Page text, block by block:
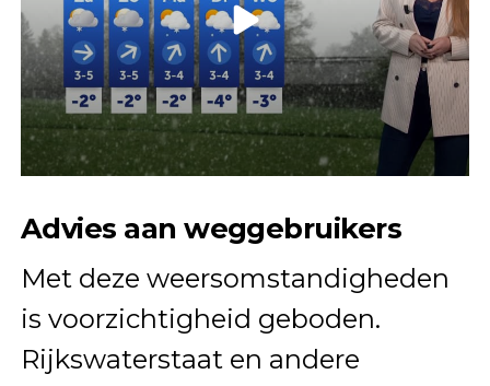
Advies aan weggebruikers
Met deze weersomstandigheden
is voorzichtigheid geboden.
Rijkswaterstaat en andere